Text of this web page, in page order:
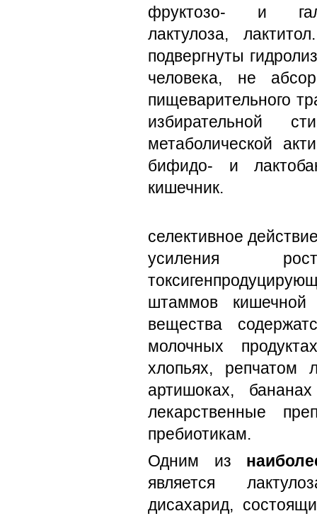
фруктозо- и
лактулоза,
подвергнуты
человека, не
пищеварительного
избирательной
метаболической
бифидо- и
кишечник.
селективное
усиления
штаммов
вещества
молочных
хлопьях, репчатом
артишоках,
лекарственные
пребиотикам.
Одним из
является
дисахарид,